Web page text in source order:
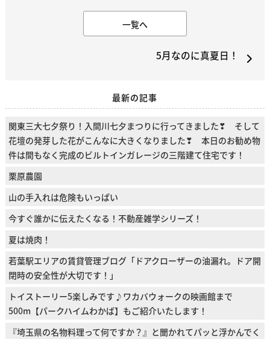
一覧へ
5月なのに真夏日！
最新の記事
関東三大七夕祭り！入間川七夕まつりに行ってきました❣ そして
花壇の発芽した花がこんなに大きくなりました❣ 本日のお勧め物
件は間もなく完成のビルトインガレージの三階建て住宅です！
栗原農園
山の手入れは危険もいっぱい
今すぐ誰かに伝えたくなる！不動産雑学シリーズ！
夏は焼肉！
若葉駅エリアの賃貸管理ブログ「ドアクローザーの油漏れ。ドア開
閉時の安全性が大切です！」
トイストーリー5楽しみです♪ワカバウォークの映画館まで
500m【パークハイムわかば】もご紹介いたします！
『埼玉県の名物料理って何ですか？』と聞かれてパッと浮かんでく